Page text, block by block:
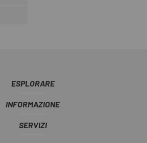
ESPLORARE
INFORMAZIONE
SERVIZI